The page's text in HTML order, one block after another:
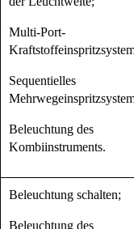
Multi-Port-
Sequentielles
Beleuchtung des
Kombiinstruments.
Beleuchtung schalten;
Beleuchtung des